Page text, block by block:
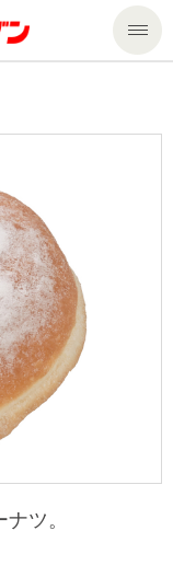
ツ。